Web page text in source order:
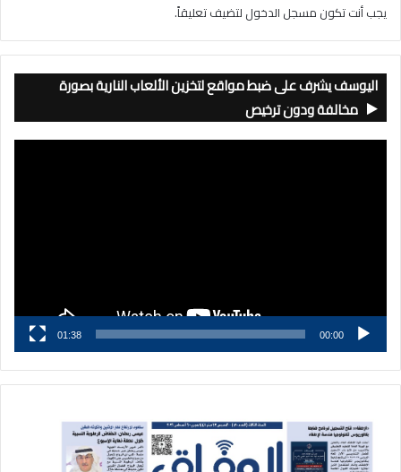
يجب أنت تكون مسجل الدخول لتضيف تعليقاً.
اليوسف يشرف على ضبط مواقع لتخزين الألعاب النارية بصورة
مخالفة ودون ترخيص
00:00
01:38